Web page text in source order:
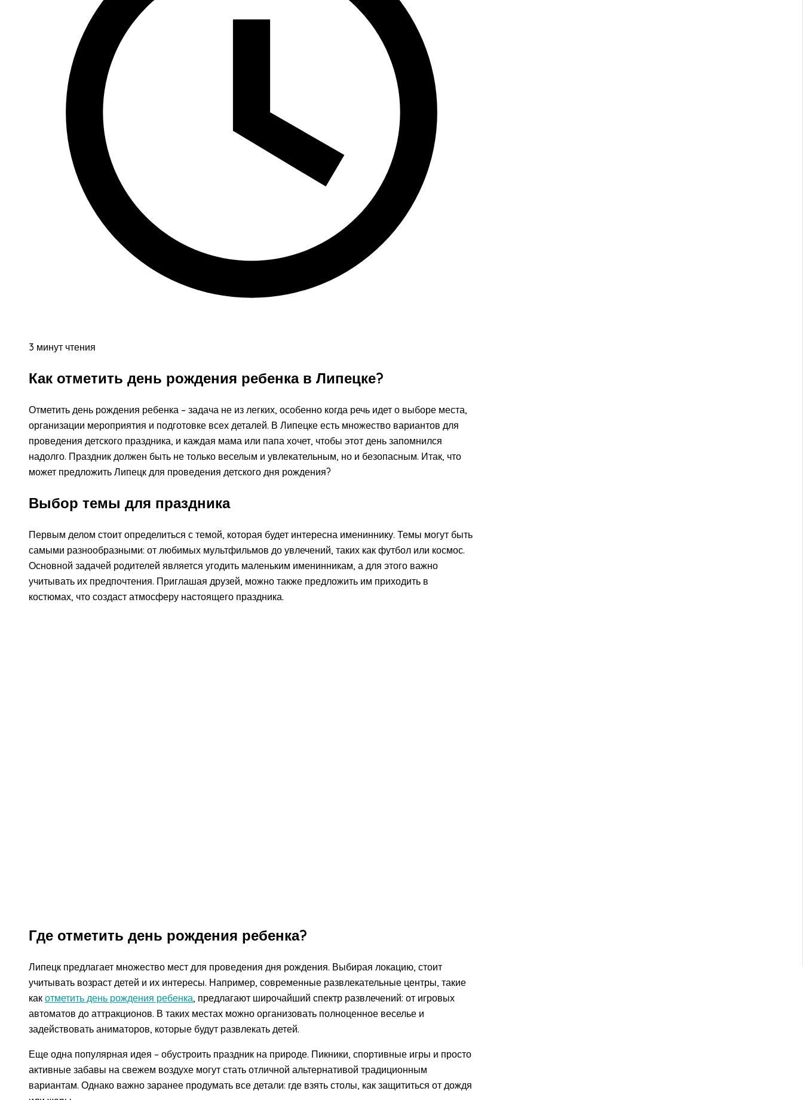
3 минут чтения
Как отметить день рождения ребенка в Липецке?
Отметить день рождения ребенка – задача не из легких, особенно когда речь идет о выборе места,
организации мероприятия и подготовке всех деталей. В Липецке есть множество вариантов для
проведения детского праздника, и каждая мама или папа хочет, чтобы этот день запомнился
надолго. Праздник должен быть не только веселым и увлекательным, но и безопасным. Итак, что
может предложить Липецк для проведения детского дня рождения?
Выбор темы для праздника
Первым делом стоит определиться с темой, которая будет интересна имениннику. Темы могут быть
самыми разнообразными: от любимых мультфильмов до увлечений, таких как футбол или космос.
Основной задачей родителей является угодить маленьким именинникам, а для этого важно
учитывать их предпочтения. Приглашая друзей, можно также предложить им приходить в
костюмах, что создаст атмосферу настоящего праздника.
Где отметить день рождения ребенка?
Липецк предлагает множество мест для проведения дня рождения. Выбирая локацию, стоит
учитывать возраст детей и их интересы. Например, современные развлекательные центры, такие
как отметить день рождения ребенка, предлагают широчайший спектр развлечений: от игровых
автоматов до аттракционов. В таких местах можно организовать полноценное веселье и
задействовать аниматоров, которые будут развлекать детей.
Еще одна популярная идея – обустроить праздник на природе. Пикники, спортивные игры и просто
активные забавы на свежем воздухе могут стать отличной альтернативой традиционным
вариантам. Однако важно заранее продумать все детали: где взять столы, как защититься от дождя